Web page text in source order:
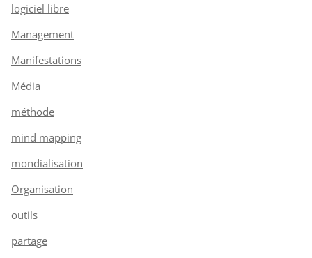
logiciel libre
Management
Manifestations
Média
méthode
mind mapping
mondialisation
Organisation
outils
partage